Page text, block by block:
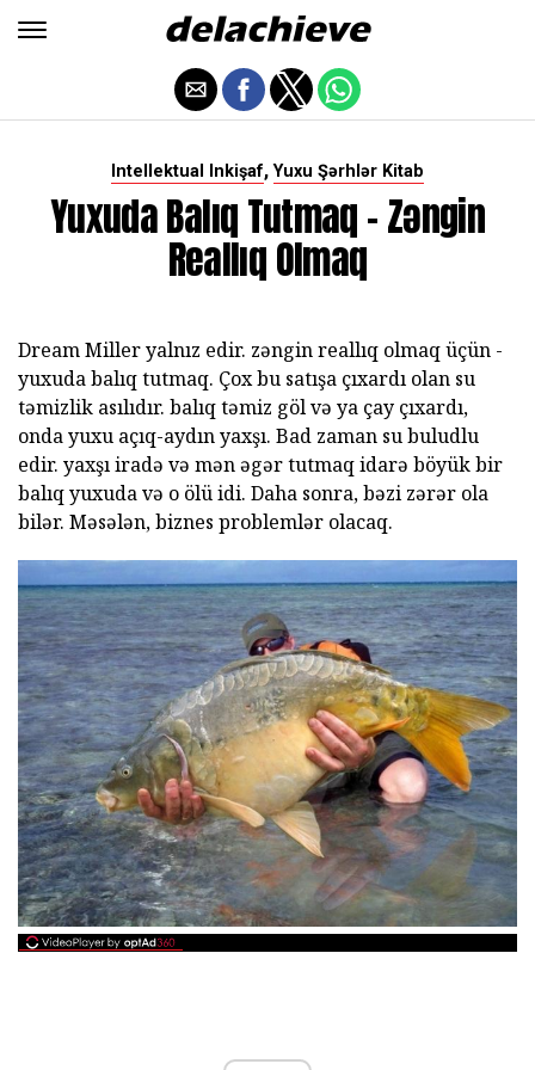
Intellektual Inkişaf,Yuxu Şərhlər Kitab
Yuxuda Balıq Tutmaq - Zəngin
Reallıq Olmaq
Dream Miller yalnız edir. zəngin reallıq olmaq üçün -
yuxuda balıq tutmaq. Çox bu satışa çıxardı olan su
təmizlik asılıdır. balıq təmiz göl və ya çay çıxardı,
onda yuxu açıq-aydın yaxşı. Bad zaman su buludlu
edir. yaxşı iradə və mən əgər tutmaq idarə böyük bir
balıq yuxuda və o ölü idi. Daha sonra, bəzi zərər ola
bilər. Məsələn, biznes problemlər olacaq.